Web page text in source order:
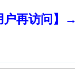
户再访问】→